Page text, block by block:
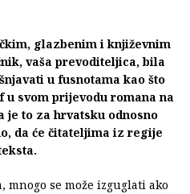
glazbenim i književnim
vaša prevoditeljica, bila
u fusnotama kao što
svom prijevodu romana na
je to za hrvatsku odnosno
da će čitateljima iz regije
se može izguglati ako